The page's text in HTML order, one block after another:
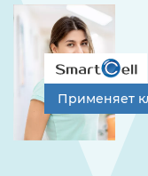
Применяет